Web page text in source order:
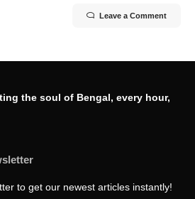
Leave a Comment
the soul of Bengal, every hour,
to get our newest articles instantly!